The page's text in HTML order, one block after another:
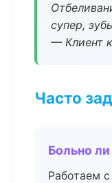
супер,
— Клиент
Часто
Больно
Работаем